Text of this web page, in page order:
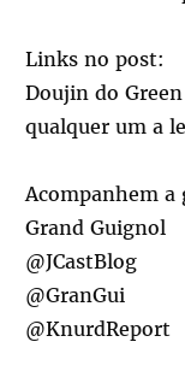
Links no post:
Doujin do
qualquer um a
Acompanhem a
Grand Guignol
@JCastBlog
@GranGui
@KnurdReport